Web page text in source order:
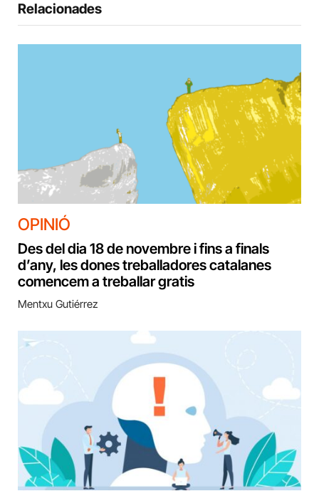
Relacionades
OPINIÓ
Des del dia 18 de novembre i fins a finals
d’any, les dones treballadores catalanes
comencem a treballar gratis
Mentxu Gutiérrez